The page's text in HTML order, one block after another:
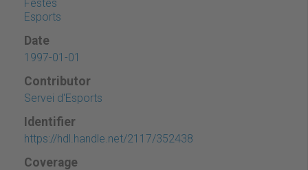
Festes
Esports
Date
1997-01-01
Contributor
Servei d'Esports
Identifier
https://hdl.handle.net/2117/352438
Coverage